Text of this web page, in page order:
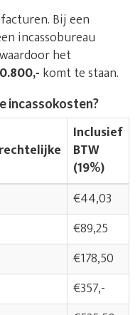
Bij een
incassobureau
het
komt te staan.
incassokosten?
Inclusief
BTW
(19%)
€44,03
€89,25
€178,50
€357,-